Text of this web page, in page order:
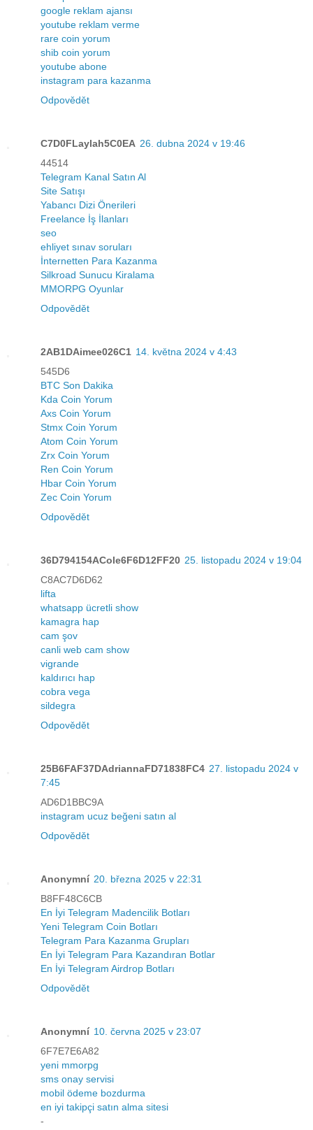
google reklam ajansı
youtube reklam verme
rare coin yorum
shib coin yorum
youtube abone
instagram para kazanma
Odpovědět
C7D0FLaylah5C0EA 26. dubna 2024 v 19:46
44514
Telegram Kanal Satın Al
Site Satışı
Yabancı Dizi Önerileri
Freelance İş İlanları
seo
ehliyet sınav soruları
İnternetten Para Kazanma
Silkroad Sunucu Kiralama
MMORPG Oyunlar
Odpovědět
2AB1DAimee026C1 14. května 2024 v 4:43
545D6
BTC Son Dakika
Kda Coin Yorum
Axs Coin Yorum
Stmx Coin Yorum
Atom Coin Yorum
Zrx Coin Yorum
Ren Coin Yorum
Hbar Coin Yorum
Zec Coin Yorum
Odpovědět
36D794154ACole6F6D12FF20 25. listopadu 2024 v 19:04
C8AC7D6D62
lifta
whatsapp ücretli show
kamagra hap
cam şov
canli web cam show
vigrande
kaldırıcı hap
cobra vega
sildegra
Odpovědět
25B6FAF37DAdriannaFD71838FC4 27. listopadu 2024 v
7:45
AD6D1BBC9A
instagram ucuz beğeni satın al
Odpovědět
Anonymní 20. března 2025 v 22:31
B8FF48C6CB
En İyi Telegram Madencilik Botları
Yeni Telegram Coin Botları
Telegram Para Kazanma Grupları
En İyi Telegram Para Kazandıran Botlar
En İyi Telegram Airdrop Botları
Odpovědět
Anonymní 10. června 2025 v 23:07
6F7E7E6A82
yeni mmorpg
sms onay servisi
mobil ödeme bozdurma
en iyi takipçi satın alma sitesi
-